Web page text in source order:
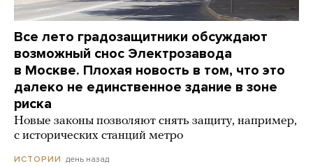
Все лето градозащитники обсуждают
возможный снос Электрозавода
в Москве. Плохая новость в том, что это
далеко не единственное здание в зоне
риска
Новые законы позволяют снять защиту, например,
с исторических станций метро
ИСТОРИИ день назад